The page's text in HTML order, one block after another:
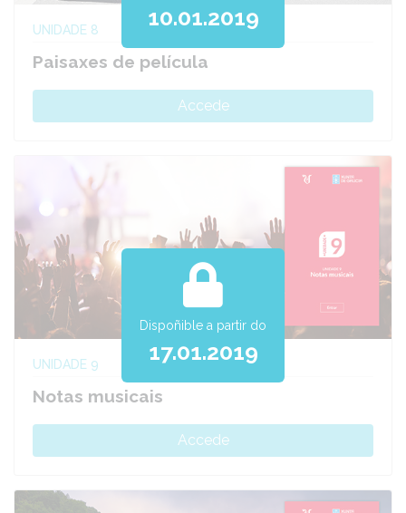
UNIDADE 8
Paisaxes de película
Accede
10.01.2019
UNIDADE 9
Notas musicais
Accede
Dispoñible a partir do
17.01.2019